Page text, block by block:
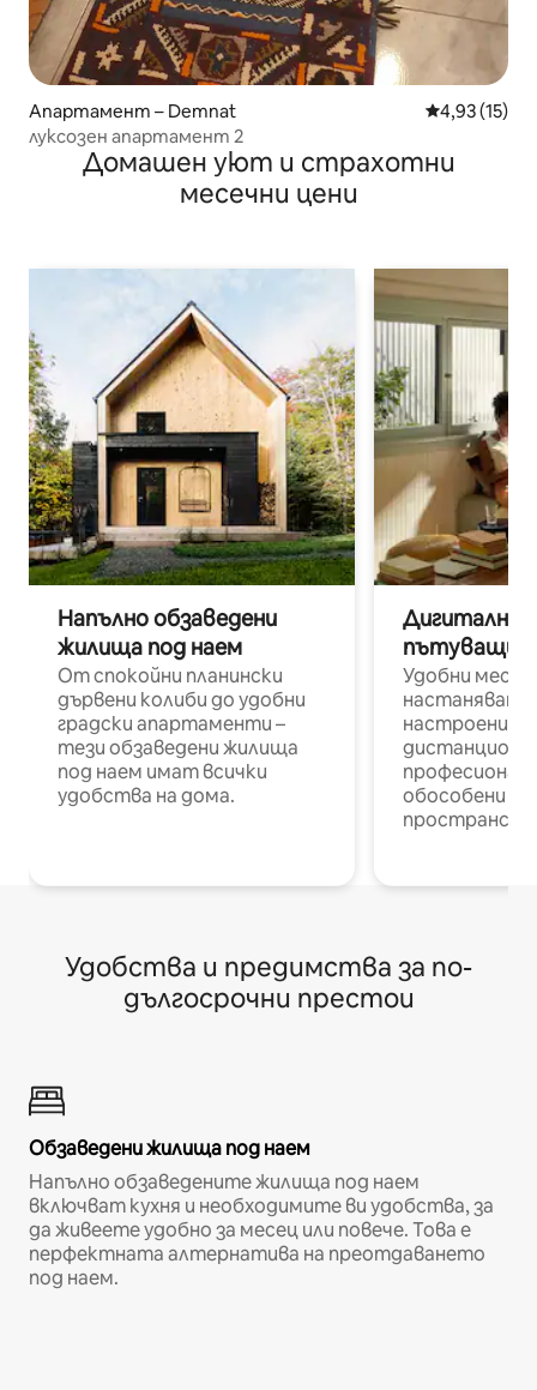
Апартамент – Demnat Средна
4,93 (15)
луксозен апартамент 2
Домашен уют и страхотни
месечни цени
Напълно обзаведени
жилища под наем
От спокойни планински
дървени колиби до удобни
градски апартаменти –
тези обзаведени жилища
под наем имат всички
удобства на дома.
Дигитални
пътуващи
Удобни
настаняване
настроени и
обособени
Удобства и предимства за по-
дългосрочни престои
Обзаведени жилища под наем
Напълно обзаведените жилища под наем
включват кухня и необходимите ви удобства, за
да живеете удобно за месец или повече. Това е
перфектната алтернатива на преотдаването
под наем.